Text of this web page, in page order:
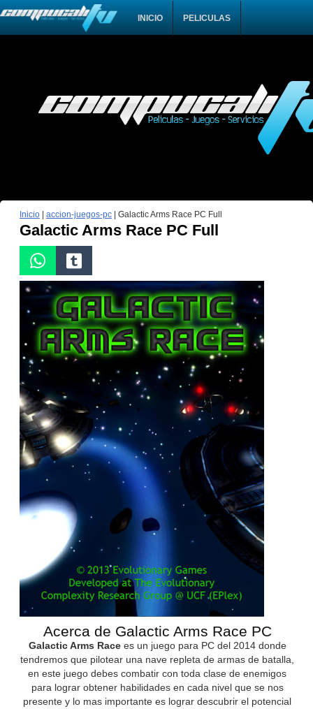
INICIO PELICULAS
Inicio| accion-juegos-pc| Galactic Arms Race PC Full
Galactic Arms Race PC Full
Acerca de Galactic Arms Race PC
Galactic Arms Racees un juego para PC del 2014 donde
tendremos que pilotear una nave repleta de armas de batalla,
en este juego debes combatir con toda clase de enemigos
para lograr obtener habilidades en cada nivel que se nos
presente y lo mas importante es lograr descubrir el potencial